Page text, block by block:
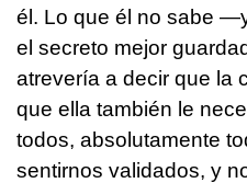
él. Lo que él no sabe
el secreto mejor
atrevería a decir que la
que ella también le
todos, absolutamente
sentirnos validados, y